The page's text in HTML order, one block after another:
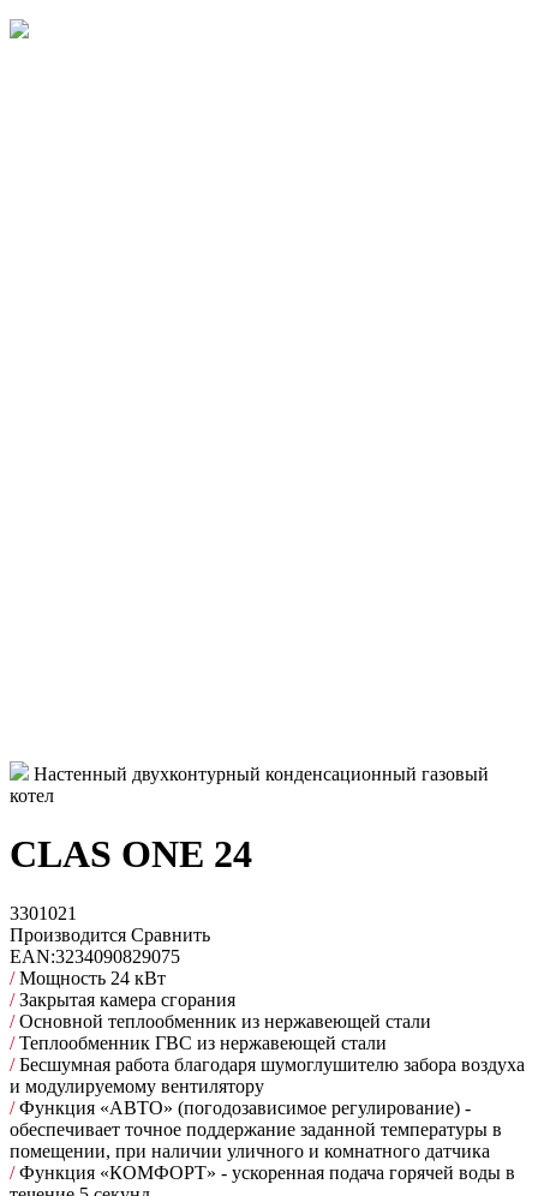
Настенный двухконтурный конденсационный газовый
котел
CLAS ONE 24
3301021
Производится Сравнить
EAN:3234090829075
/Мощность 24 кВт
/Закрытая камера сгорания
/Основной теплообменник из нержавеющей стали
/Теплообменник ГВС из нержавеющей стали
/Бесшумная работа благодаря шумоглушителю забора воздуха
и модулируемому вентилятору
/Функция «АВТО» (погодозависимое регулирование) -
обеспечивает точное поддержание заданной температуры в
помещении, при наличии уличного и комнатного датчика
/Функция «КОМФОРТ» - ускоренная подача горячей воды в